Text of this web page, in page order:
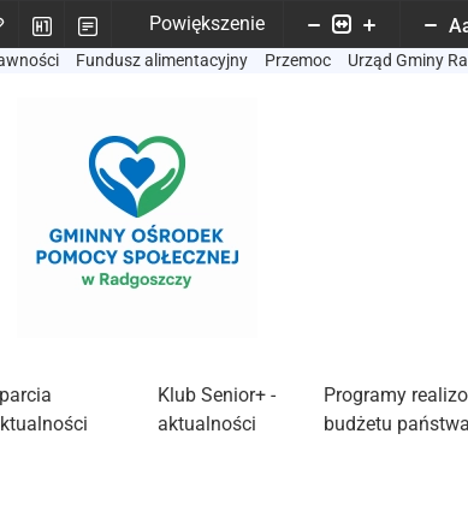
Powiększenie
Fundusz alimentacyjny Przemoc Urząd Gminy
Klub Senior+ -
aktualności
Programy
budżetu państwa